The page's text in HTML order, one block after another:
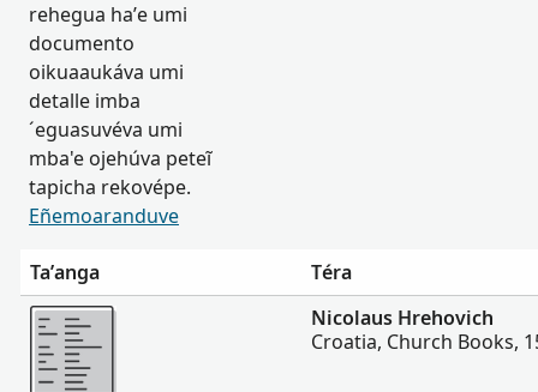
rehegua ha’e umi
documento
oikuaaukáva umi
detalle imba
´eguasuvéva umi
mba'e ojehúva peteĩ
tapicha rekovépe.
Eñemoaranduve
Ta’anga
Téra
Hetave
Nicolaus Hrehovich
Croatia, Church Books,